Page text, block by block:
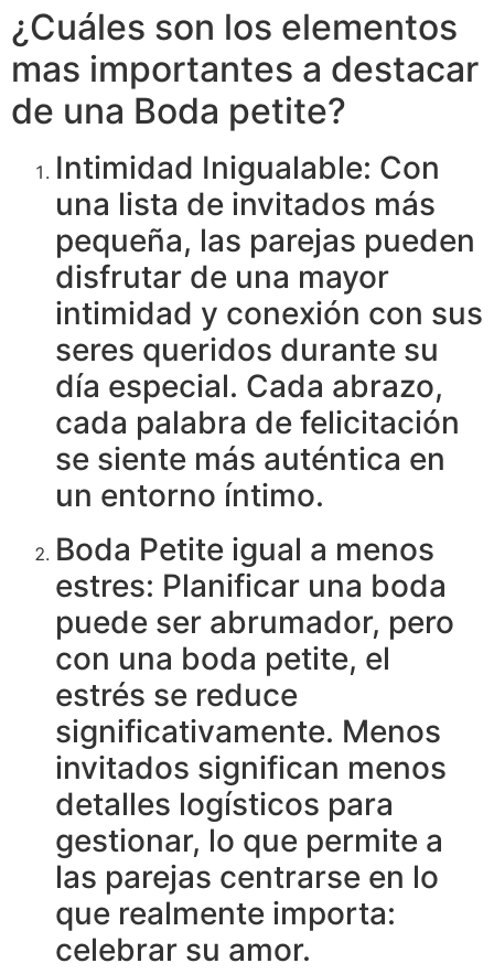
¿Cuáles son los elementos
mas importantes a destacar
de una Boda petite?
Intimidad Inigualable: Con
una lista de invitados más
pequeña, las parejas pueden
disfrutar de una mayor
intimidad y conexión con sus
seres queridos durante su
día especial. Cada abrazo,
cada palabra de felicitación
se siente más auténtica en
un entorno íntimo.
Boda Petite igual a menos
estres: Planificar una boda
puede ser abrumador, pero
con una boda petite, el
estrés se reduce
significativamente. Menos
invitados significan menos
detalles logísticos para
gestionar, lo que permite a
las parejas centrarse en lo
que realmente importa:
celebrar su amor.